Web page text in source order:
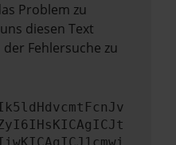
Problem zu
diesen Text
Fehlersuche zu